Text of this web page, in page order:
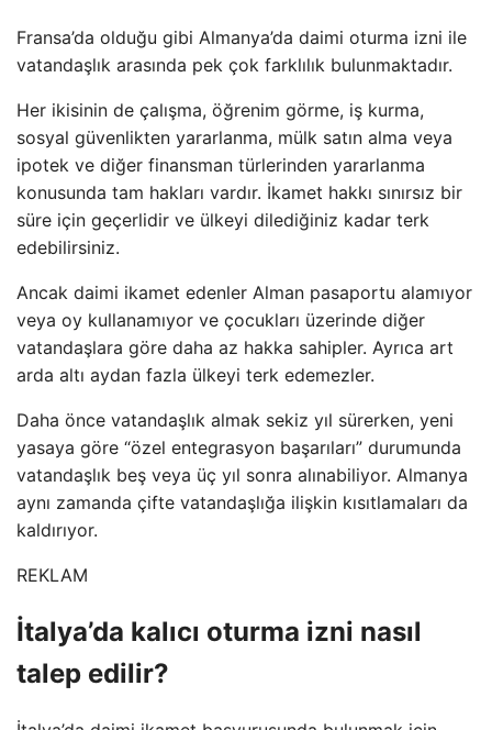
Fransa’da olduğu gibi Almanya’da daimi oturma izni ile
vatandaşlık arasında pek çok farklılık bulunmaktadır.
Her ikisinin de çalışma, öğrenim görme, iş kurma,
sosyal güvenlikten yararlanma, mülk satın alma veya
ipotek ve diğer finansman türlerinden yararlanma
konusunda tam hakları vardır. İkamet hakkı sınırsız bir
süre için geçerlidir ve ülkeyi dilediğiniz kadar terk
edebilirsiniz.
Ancak daimi ikamet edenler Alman pasaportu alamıyor
veya oy kullanamıyor ve çocukları üzerinde diğer
vatandaşlara göre daha az hakka sahipler. Ayrıca art
arda altı aydan fazla ülkeyi terk edemezler.
Daha önce vatandaşlık almak sekiz yıl sürerken, yeni
yasaya göre “özel entegrasyon başarıları” durumunda
vatandaşlık beş veya üç yıl sonra alınabiliyor. Almanya
aynı zamanda çifte vatandaşlığa ilişkin kısıtlamaları da
kaldırıyor.
REKLAM
İtalya’da kalıcı oturma izni nasıl
talep edilir?